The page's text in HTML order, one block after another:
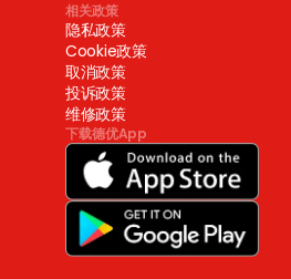
相关政策
隐私政策
Cookie政策
取消政策
投诉政策
维修政策
下载德优App